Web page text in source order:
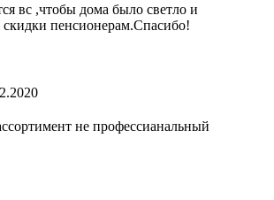
вс ,чтобы дома было светло и
пенсионерам.Спасибо!
не профессианальный